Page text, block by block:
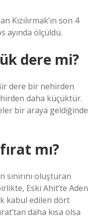
Kızılırmak’ın son 4
ayında ölçüldü.
dere mi?
dere bir nehirden
daha küçüktür.
bir araya geldiğinde
mı?
sınırını oluşturan
Eski Ahit’te Aden
kabul edilen dört
daha kısa olsa